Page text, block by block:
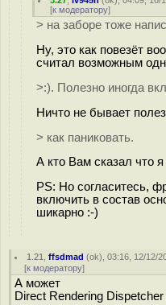
[к модератору]
> на заборе тоже
Ну, это как повезёт
считал возможным
>:). Полезно иногда
Ничто не бывает
> как паниковать.
А кто Вам сказал что
PS: Но согласитесь,
включить в состав
шикарно :-)
1.21 ,ffsdmad (ok), 03:16, 12/12/
[к модератору]
А может
Direct Rendering